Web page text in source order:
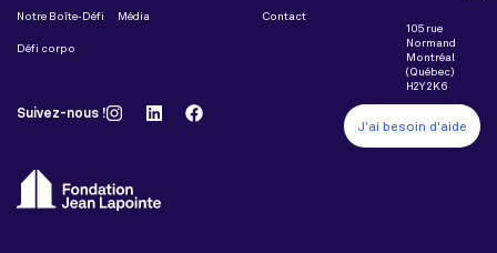
Notre Boîte-Défi
Défi corpo
Média Contact
105 rue
Normand
Montréal
(Québec)
H2Y 2K6
Suivez-nous !
J'ai besoin d'aide